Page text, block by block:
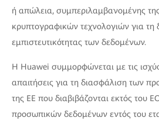
ή απώλεια, συμπεριλαμβανομένης
κρυπτογραφικών τεχνολογιών για τη
εμπιστευτικότητας των δεδομένων.
Η Huawei συμμορφώνεται με τις
απαιτήσεις για τη διασφάλιση των
της ΕΕ που διαβιβάζονται εκτός του
προσωπικών δεδομένων εντός του